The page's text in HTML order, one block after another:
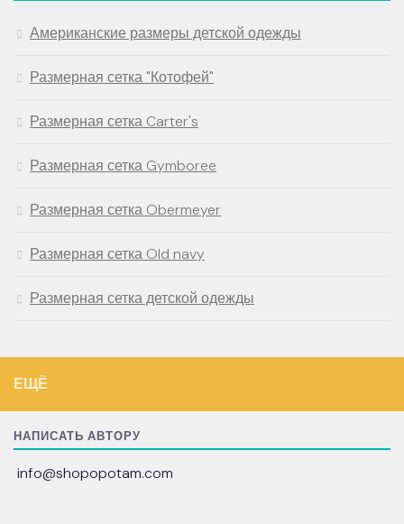
Американские размеры детской одежды
Размерная сетка "Котофей"
Размерная сетка Carter's
Размерная сетка Gymboree
Размерная сетка Obermeyer
Размерная сетка Old navy
Размерная сетка детской одежды
ЕЩЁ
НАПИСАТЬ АВТОРУ
info@shopopotam.com